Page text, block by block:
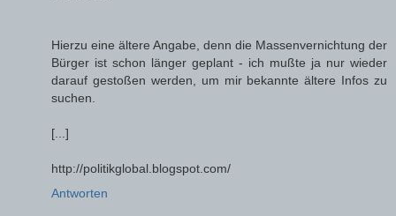
Hierzu eine ältere Angabe, denn die Massenvernichtung der
Bürger ist schon länger geplant - ich mußte ja nur wieder
darauf gestoßen werden, um mir bekannte ältere Infos zu
suchen.
[...]
http://politikglobal.blogspot.com/
Antworten